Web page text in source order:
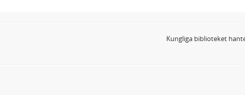
Kungliga biblioteket